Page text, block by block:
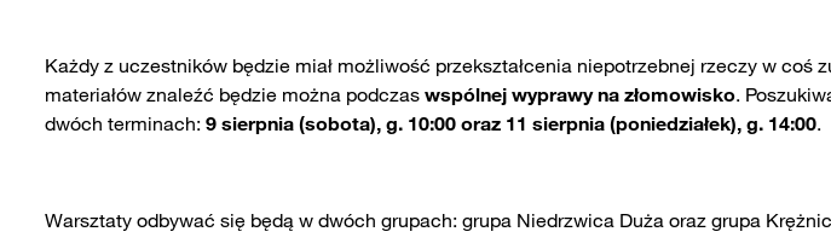
Każdy z uczestników będzie miał możliwość przekształcenia niepotrzebnej rzeczy w coś
materiałów znaleźć będzie można podczas wspólnej wyprawy na złomowisko.
dwóch terminach: 9 sierpnia (sobota), g. 10:00 oraz 11 sierpnia (poniedziałek), g. 14:00.
Warsztaty odbywać się będą w dwóch grupach: grupa Niedrzwica Duża oraz grupa